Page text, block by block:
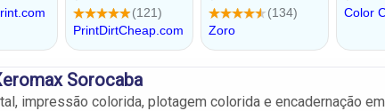
Sorocaba
impressão colorida, plotagem colorida e encadernação em